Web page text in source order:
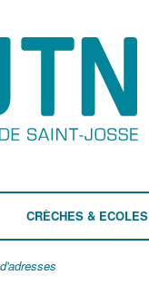
CRÈCHES & ECOLES